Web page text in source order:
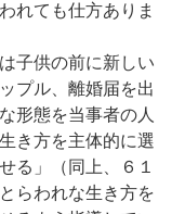
れても仕方ありま
子供の前に新しい
プル、離婚届を出
形態を当事者の人
き方を主体的に選
る」（同上、６１
らわれな生き方を